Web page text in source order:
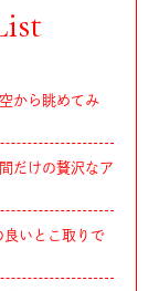
から眺めてみ
だけの贅沢なア
いとこ取りで